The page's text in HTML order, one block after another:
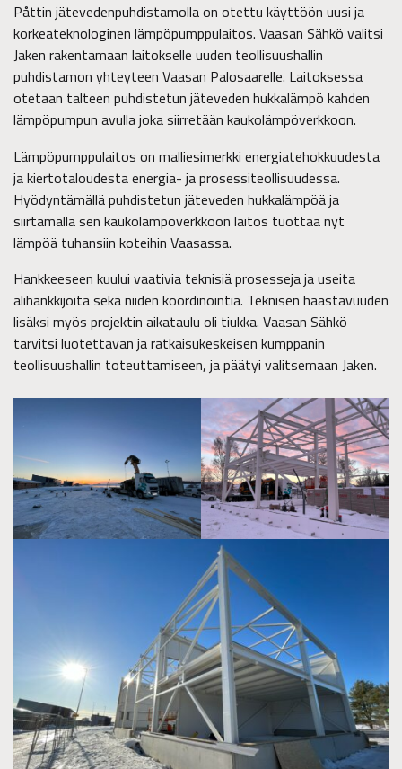
Påttin jätevedenpuhdistamolla on otettu käyttöön uusi ja
korkeateknologinen lämpöpumppulaitos. Vaasan Sähkö valitsi
Jaken rakentamaan laitokselle uuden teollisuushallin
puhdistamon yhteyteen Vaasan Palosaarelle. Laitoksessa
otetaan talteen puhdistetun jäteveden hukkalämpö kahden
lämpöpumpun avulla joka siirretään kaukolämpöverkkoon.
Lämpöpumppulaitos on malliesimerkki energiatehokkuudesta
ja kiertotaloudesta energia- ja prosessiteollisuudessa.
Hyödyntämällä puhdistetun jäteveden hukkalämpöä ja
siirtämällä sen kaukolämpöverkkoon laitos tuottaa nyt
lämpöä tuhansiin koteihin Vaasassa.
Hankkeeseen kuului vaativia teknisiä prosesseja ja useita
alihankkijoita sekä niiden koordinointia. Teknisen haastavuuden
lisäksi myös projektin aikataulu oli tiukka. Vaasan Sähkö
tarvitsi luotettavan ja ratkaisukeskeisen kumppanin
teollisuushallin toteuttamiseen, ja päätyi valitsemaan Jaken.